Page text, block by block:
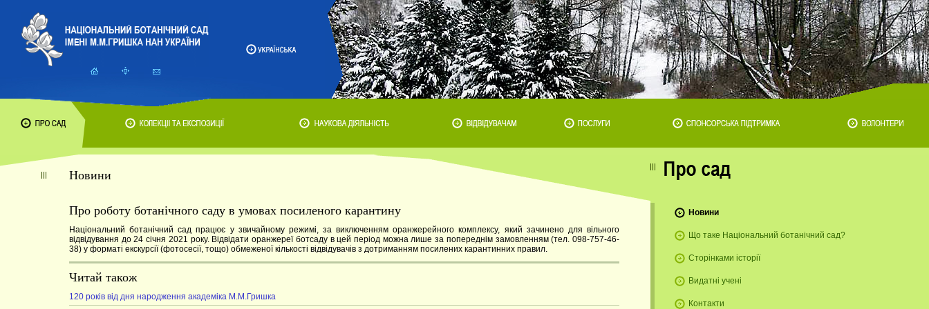
Новини
Про роботу ботанічного саду в умовах посиленого карантину
Національний ботанічний сад працює у звичайному режимі, за виключенням оранжерейного комплексу, який зачинено для вільного
відвідування до 24 січня 2021 року. Відвідати оранжереї ботсаду в цей період можна лише за попереднім замовленням (тел. 098-757-46-
38) у форматі екскурсії (фотосесії, тощо) обмеженої кількості відвідувачів з дотриманням посилених карантинних правил.
Читай також
120 років від дня народження академіка М.М.Гришка
Новини
Що таке Національний ботанічний сад?
Сторінками історії
Видатні учені
Контакти